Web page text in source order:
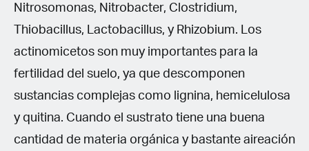
Nitrosomonas, Nitrobacter, Clostridium,
Thiobacillus, Lactobacillus, y Rhizobium. Los
actinomicetos son muy importantes para la
fertilidad del suelo, ya que descomponen
sustancias complejas como lignina, hemicelulosa
y quitina. Cuando el sustrato tiene una buena
cantidad de materia orgánica y bastante aireación